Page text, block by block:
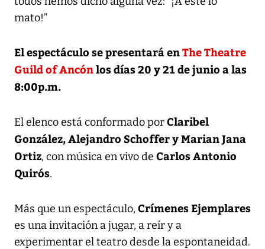
mato!”
El espectáculo se presentará enThe Theatre
Guild of Ancónlos días 20 y 21 de junio a las
8:00p.m.
El elenco está conformado porClaribel
González, Alejandro Schoffer y Marian Jana
Ortiz, con música en vivo de Carlos Antonio
Quirós.
Más que un espectáculo, Crímenes Ejemplares
es una invitación a jugar, a reír y a
experimentar el teatro desde la espontaneidad.